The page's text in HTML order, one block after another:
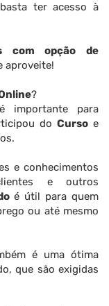
ter acesso à
com opção de
aproveite!
?
importante para
doCurso e
e conhecimentos
e outros
é útil para quem
ou até mesmo
é uma ótima
que são exigidas